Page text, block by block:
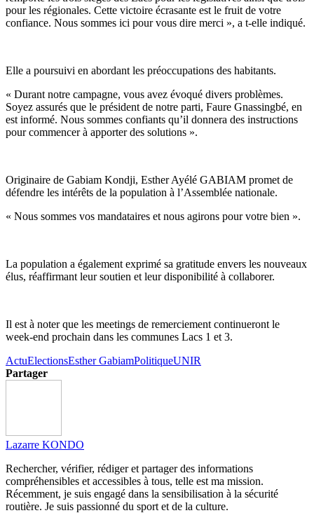
pour les régionales. Cette victoire écrasante est le fruit de votre
confiance. Nous sommes ici pour vous dire merci », a t-elle indiqué.
Elle a poursuivi en abordant les préoccupations des habitants.
« Durant notre campagne, vous avez évoqué divers problèmes.
Soyez assurés que le président de notre parti, Faure Gnassingbé, en
est informé. Nous sommes confiants qu’il donnera des instructions
pour commencer à apporter des solutions ».
Originaire de Gabiam Kondji, Esther Ayélé GABIAM promet de
défendre les intérêts de la population à l’Assemblée nationale.
« Nous sommes vos mandataires et nous agirons pour votre bien ».
La population a également exprimé sa gratitude envers les nouveaux
élus, réaffirmant leur soutien et leur disponibilité à collaborer.
Il est à noter que les meetings de remerciement continueront le
week-end prochain dans les communes Lacs 1 et 3.
ActuElectionsEsther GabiamPolitiqueUNIR
Partager
Lazarre KONDO
Rechercher, vérifier, rédiger et partager des informations
compréhensibles et accessibles à tous, telle est ma mission.
Récemment, je suis engagé dans la sensibilisation à la sécurité
routière. Je suis passionné du sport et de la culture.